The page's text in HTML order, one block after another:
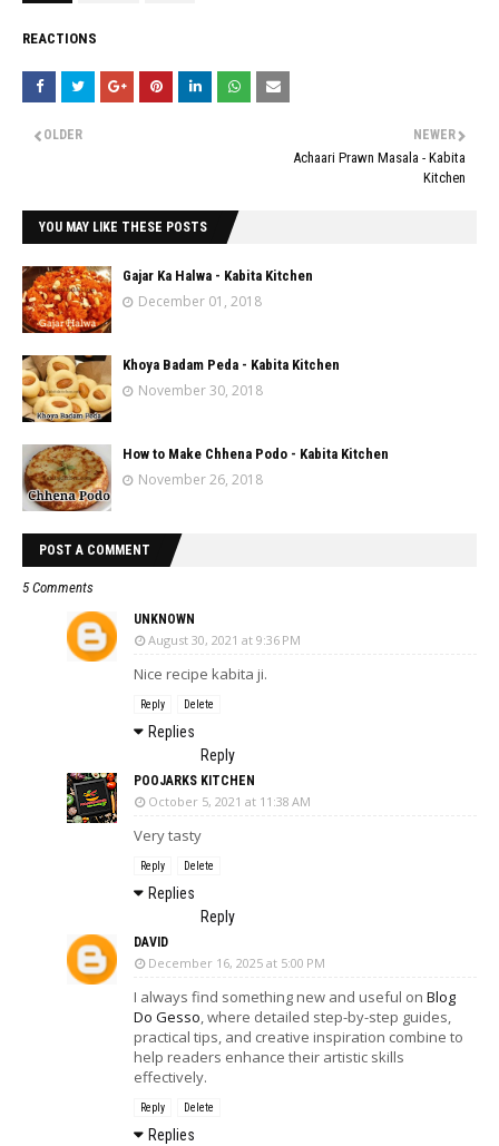
REACTIONS
NEWER
Achaari Prawn Masala - Kabita
Kitchen
OLDER
YOU MAY LIKE THESE POSTS
Gajar Ka Halwa - Kabita Kitchen
December 01, 2018
Khoya Badam Peda - Kabita Kitchen
November 30, 2018
How to Make Chhena Podo - Kabita Kitchen
November 26, 2018
POST A COMMENT
5 Comments
UNKNOWN
August 30, 2021 at 9:36 PM
Nice recipe kabita ji.
Reply Delete
Replies
Reply
POOJARKS KITCHEN
October 5, 2021 at 11:38 AM
Very tasty
Reply Delete
Replies
Reply
DAVID
December 16, 2025 at 5:00 PM
I always find something new and useful on Blog
Do Gesso, where detailed step-by-step guides,
practical tips, and creative inspiration combine to
help readers enhance their artistic skills
effectively.
Reply Delete
Replies